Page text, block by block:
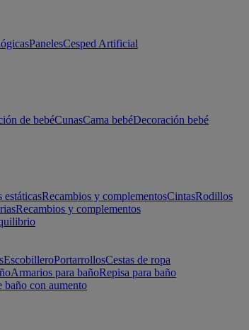
PanelesCesped Artificial
de bebéCunasCama bebéDecoración bebé
estáticasRecambios y complementosCintasRodillos
Recambios y complementos
EscobilleroPortarrollosCestas de ropa
Armarios para bañoRepisa para baño
baño con aumento